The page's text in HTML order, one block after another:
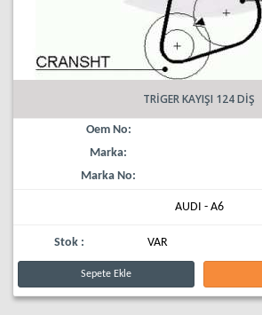
TRİGER KAYIŞI 124 DİŞ
Oem No:
Marka:
Marka No:
AUDI - A6
Stok : VAR
Sepete Ekle